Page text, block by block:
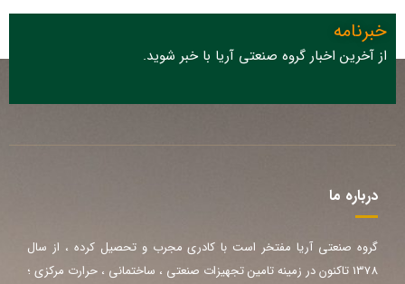
خبرنامه
از آخرین اخبار گروه صنعتی آریا با خبر شوید.
درباره ما
گروه صنعتی آریا مفتخر است با کادری مجرب و تحصیل کرده ، از سال
1378 تاکنون در زمینه تامین تجهیزات صنعتی ، ساختمانی ، حرارت مرکزی ؛